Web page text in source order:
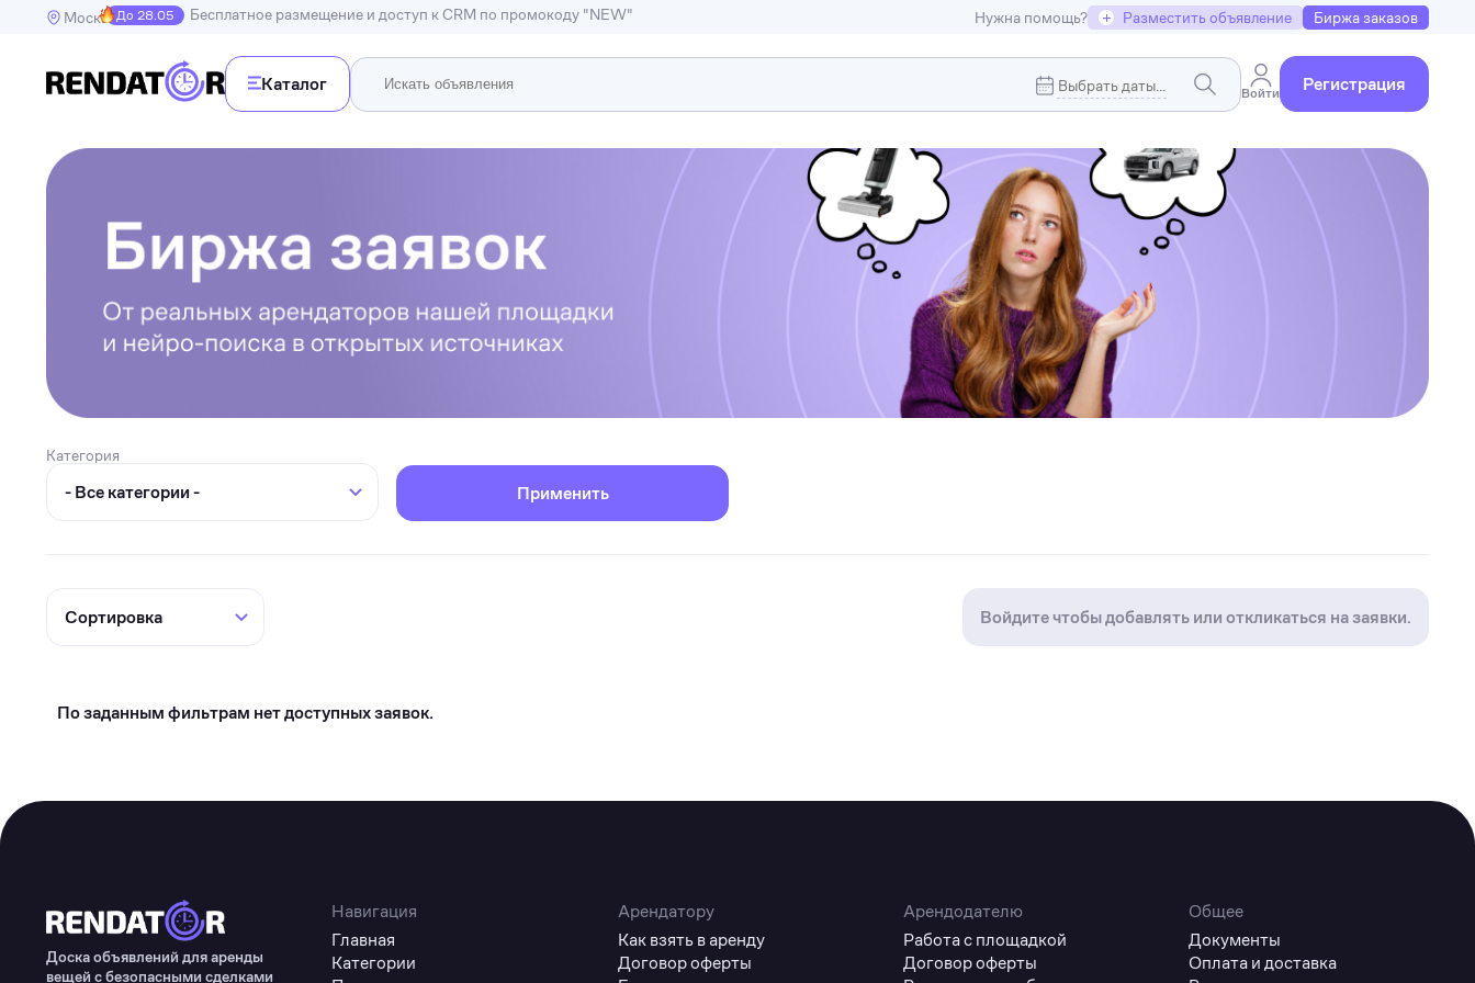
МоскваДо 28.05 Бесплатное размещение и доступ к CRM по промокоду "NEW" Нужна помощь? + Разместить объявление Биржа заказов
Каталог Войти Регистрация
Спецтехника
Бытовая техника
Досуг, развлечения и праздники
Детские товары
Товары для животных
Недвижимость
Отели и гостиницы
Коммерческая недвижимость
Дома, виллы, коттеджи, таунхаусы
Тематические помещения Земельные участки
Категория
Применить
Войдите чтобы добавлять или откликаться на заявки.
По заданным фильтрам нет доступных заявок.
Доска объявлений для аренды
вещей с безопасными сделками
Навигация
Главная
Категории
Арендатору
Как взять в аренду
Договор оферты
Арендодателю
Работа с площадкой
Договор оферты
Общее
Документы
Оплата и доставка